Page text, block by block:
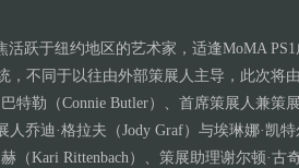
活跃于纽约地区的艺术家，适逢MoMA
，不同于以往由外部策展人主导，此次将
特勒（Connie Butler）、首席策展人兼策
人乔迪·格拉夫（Jody Graf）与埃琳娜·凯
（Kari Rittenbach）、策展助理谢尔顿·古